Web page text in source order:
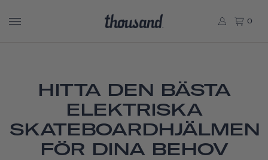
0
HITTA DEN BÄSTA
ELEKTRISKA
SKATEBOARDHJÄLMEN
FÖR DINA BEHOV